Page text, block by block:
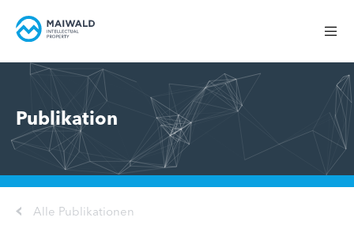
Publikation
Alle Publikationen